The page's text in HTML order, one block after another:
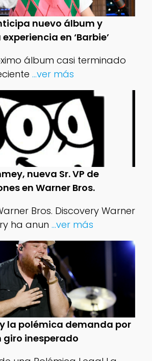
nuevo álbum y
en ‘Barbie’
álbum casi terminado
...ver más
nueva Sr. VP de
en Warner Bros.
Bros. Discovery Warner
ha anun ...ver más
la polémica demanda por
giro inesperado